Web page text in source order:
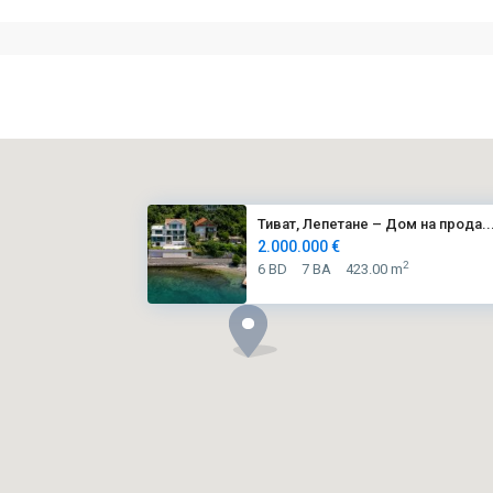
Тиват, Лепетане – Дом на
2.000.000 €
6 BD 7 BA 423.00 m2